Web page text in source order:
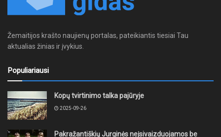
Žemaitijos krašto naujienų portalas, pateikiantis tiesiai Tau
aktualias žinias ir įvykius.
Populiariausi
Kopų tvirtinimo talka pajūryje
2025-09-26
Pakražantiškių Jurginės neįsivaizduojamos be